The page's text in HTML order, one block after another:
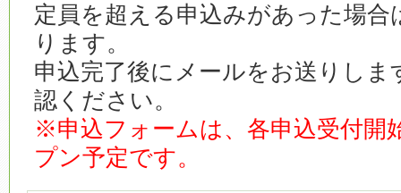
定員を超える申込みがあった場
ります。
申込完了後にメールをお送りし
認ください。
※申込フォームは、各申込受付開
プン予定です。